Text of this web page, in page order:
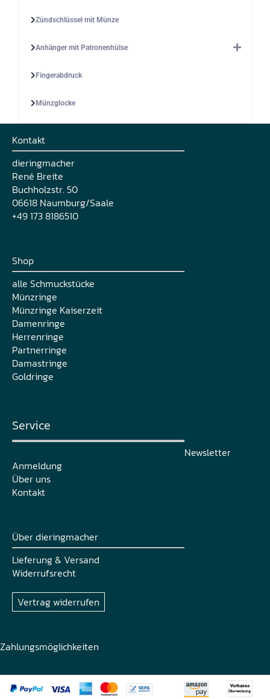
Zündschlüssel mit Münze
Anhänger mit Patronenhülse
Fingerabdruck
Münzglocke
Kontakt
dieringmacher
René Breite
Buchholzstr. 50
06618 Naumburg/Saale
+49 173 8186510
Shop
alle Schmuckstücke
Münzringe
Münzringe Kaiserzeit
Damenringe
Herrenringe
Partnerringe
Damastringe
Goldringe
Service
Newsletter
Anmeldung
Über uns
Kontakt
Über dieringmacher
Lieferung & Versand
Widerrufsrecht
Vertrag widerrufen
Zahlungsmöglichkeiten